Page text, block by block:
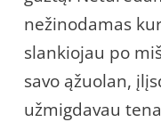
nežinodamas
slankiojau po
savo ąžuolan,
užmigdavau